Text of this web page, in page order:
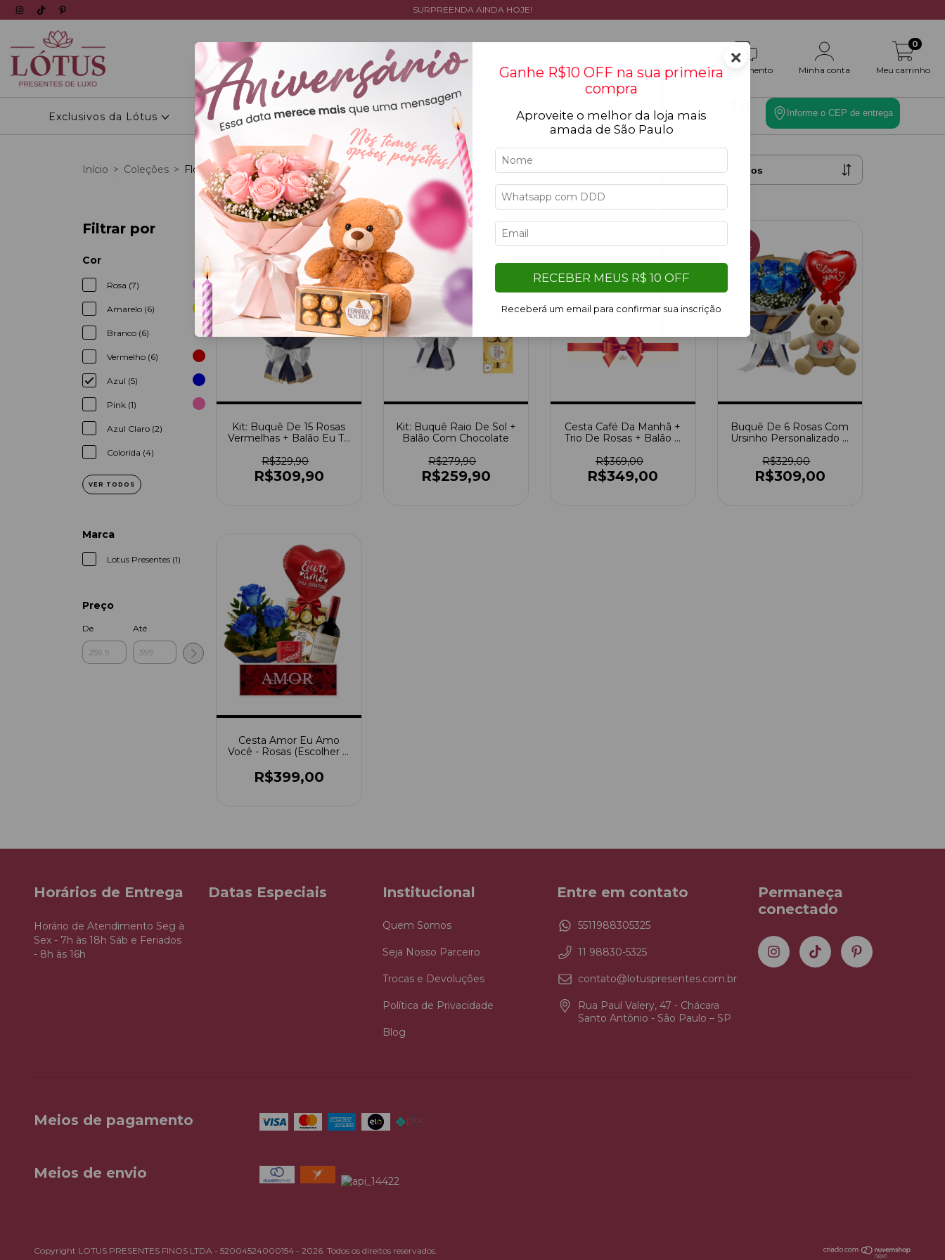
SURPREENDA AINDA HOJE!
Atendimento Minha conta Meu carrinho
0
Exclusivos da Lótus Personalizados Tipos de flores Cestas Coleção Ocasiões Toque Final Informe o CEP de entrega
Início > Coleções > Flores com Balões
Filtrar por
Cor
Rosa (7)
Amarelo (6)
Branco (6)
Vermelho (6)
Azul (5)
Pink (1)
Azul Claro (2)
Colorida (4)
VER TODOS
Marca
Lotus Presentes (1)
Preço
De Até
6 %
OFF
Kit: Buquê De 15 Rosas
Vermelhas + Balão Eu Te
R$329,90
R$309,90
%
Kit: Buquê Raio De Sol +
Balão Com Chocolate
R$279,90
R$259,90
Cesta Café Da Manhã +
Trio De Rosas + Balão +
R$369,00
R$349,00
OFF
Buquê De 6 Rosas Com
Ursinho Personalizado E
R$329,00
R$309,00
Cesta Amor Eu Amo
Você - Rosas (Escolher A
R$399,00
Horários de Entrega
Horário de Atendimento Seg à
Sex - 7h às 18h Sáb e Feriados
- 8h às 16h
Datas Especiais Institucional
Quem Somos
Seja Nosso Parceiro
Trocas e Devoluções
Política de Privacidade
Blog
Entre em contato
5511988305325
11 98830-5325
contato@lotuspresentes.com.br
Rua Paul Valery, 47 - Chácara
Santo Antônio - São Paulo – SP
Permaneça
conectado
Meios de pagamento
Meios de envio
Copyright LOTUS PRESENTES FINOS LTDA - 52004524000154 - 2026. Todos os direitos reservados.
×
Ganhe R$10 OFF na sua primeira
compra
Aproveite o melhor da loja mais
amada de São Paulo
RECEBER MEUS R$ 10 OFF
Receberá um email para confirmar sua inscrição